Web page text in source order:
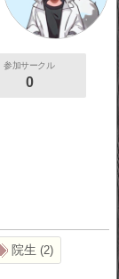
参加サークル
0
院生 2